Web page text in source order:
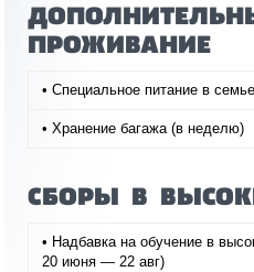
ПРОЖИВАНИЕ
• Специальное питание в
• Хранение багажа (в неделю)
СБОРЫ В
• Надбавка на обучение в
20 июня — 22 авг)